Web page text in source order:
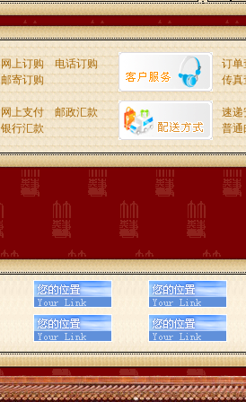
网上订购
电话订购
邮寄订购
订单
传真
网上支付
邮政汇款
银行汇款
速递
普通